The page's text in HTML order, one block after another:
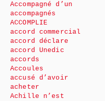
Accompagné d’un
accompagnés
ACCOMPLIE
accord commercial
accord déclare
accord Unedic
accords
Accoules
accusé d’avoir
acheter
Achille n’est